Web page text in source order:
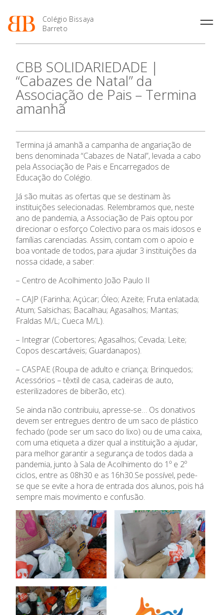
Colégio Bissaya
Barreto
O Colégio
Projeto Educativo
Organização
Colaboradores Docentes
Colaboradores Não
Ofertas de emprego
Regulamentos
Jornal “O Coreto”
Privacidade
Oferta Formativa
Enriquecimento Curricular
Oferta Curricular
Atividades Extracurriculares
Serviços
Letiva
Academia de Línguas
Ensino Profissional
Profissionais
Matrículas
Horários e Manuais
Curso de Técnico de
Curso de Técnico/a de Apoio
à Família e à Comunidade
Ofertas de Emprego
Ano Letivo
2027
Calendários
Portal do Professor
Portal do Aluno/Encarregado
SIGE
Secretariado de Exames
Admissão
Informações
APEE
Notícias
CBB SOLIDARIEDADE |
“Cabazes de Natal” da
Associação de Pais – Termina
amanhã
Termina já amanhã a campanha de angariação de
bens denominada “Cabazes de Natal”, levada a cabo
pela Associação de Pais e Encarregados de
Educação do Colégio.
Já são muitas as ofertas que se destinam às
instituições selecionadas. Relembramos que, neste
ano de pandemia, a Associação de Pais optou por
direcionar o esforço Colectivo para os mais idosos e
famílias carenciadas. Assim, contam com o apoio e
boa vontade de todos, para ajudar 3 instituições da
nossa cidade, a saber:
– Centro de Acolhimento João Paulo II
– CAJP (Farinha; Açúcar; Óleo; Azeite; Fruta enlatada;
Atum; Salsichas; Bacalhau; Agasalhos; Mantas;
Fraldas M/L; Cueca M/L).
– Integrar (Cobertores; Agasalhos; Cevada; Leite;
Copos descartáveis; Guardanapos).
– CASPAE (Roupa de adulto e criança; Brinquedos;
Acessórios – têxtil de casa, cadeiras de auto,
esterilizadores de biberão, etc).
Se ainda não contribuiu, apresse-se… Os donativos
devem ser entregues dentro de um saco de plástico
fechado (pode ser um saco do lixo) ou de uma caixa,
com uma etiqueta a dizer qual a instituição a ajudar,
para melhor garantir a segurança de todos dada a
pandemia, junto à Sala de Acolhimento do 1º e 2º
ciclos, entre as 08h30 e as 16h30.Se possível, pede-
se que se evite a hora de entrada dos alunos, pois há
sempre mais movimento e confusão.